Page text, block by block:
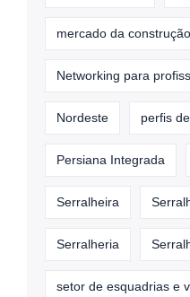
mercado da
Networking para
Nordeste perfis
Persiana Integrada
Serralheira
Serralheria
setor de esquadrias e